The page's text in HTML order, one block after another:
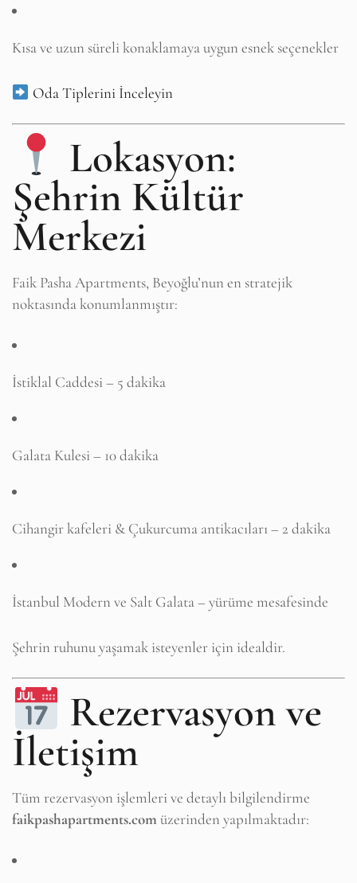
Kısa ve uzun süreli konaklamaya uygun esnek seçenekler
Oda Tiplerini İnceleyin
Lokasyon:
Şehrin Kültür
Merkezi
Faik Pasha Apartments, Beyoğlu’nun en stratejik
noktasında konumlanmıştır:
İstiklal Caddesi – 5 dakika
Galata Kulesi – 10 dakika
Cihangir kafeleri & Çukurcuma antikacıları – 2 dakika
İstanbul Modern ve Salt Galata – yürüme mesafesinde
Şehrin ruhunu yaşamak isteyenler için idealdir.
Rezervasyon ve
İletişim
Tüm rezervasyon işlemleri ve detaylı bilgilendirme
faikpashapartments.com üzerinden yapılmaktadır: